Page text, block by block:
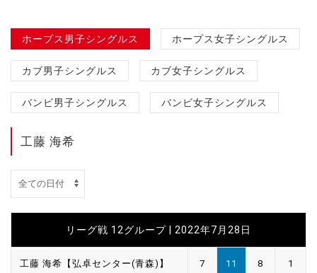
ホープス男子シングルス ホープス女子シングルス
カブ男子シングルス カブ女子シングルス
バンビ男子シングルス バンビ女子シングルス
工藤 海希
リーグ戦 12グループ | 2022年7月28日
工藤 海希【弘卓センター(青森)】 7 11 8 1